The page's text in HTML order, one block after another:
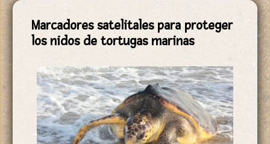
Marcadores satelitales para proteger
los nidos de tortugas marinas